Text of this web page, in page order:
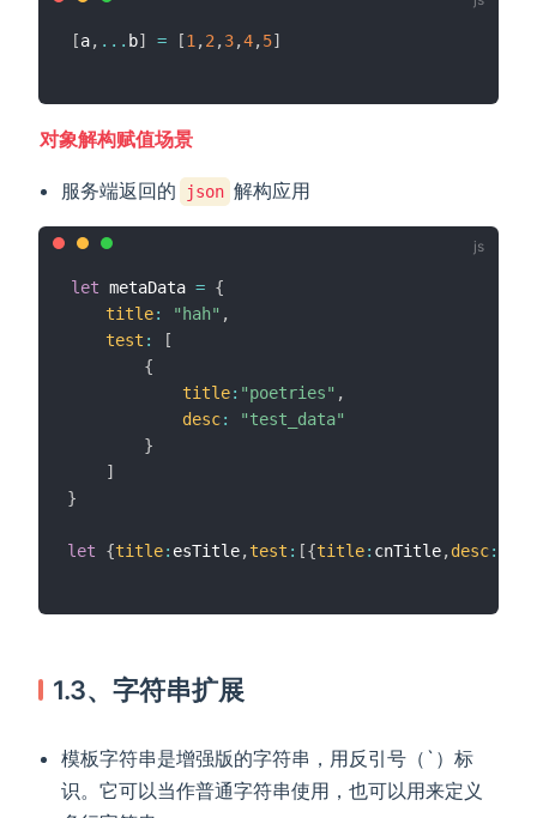
[a, ... b] = [1 ,2 ,3,4,5]
对象解构赋值场景
服务端返回的 json 解构应用
let metaData = {
title: "hah" ,
test :
[
{
title: "poetries" ,
desc:
"test_data"
}
]
}
let {title: esTitle,test : [{title: cnTitle,desc:
1.3、字符串扩展
模板字符串是增强版的字符串，用反引号（`）标
识。它可以当作普通字符串使用，也可以用来定义